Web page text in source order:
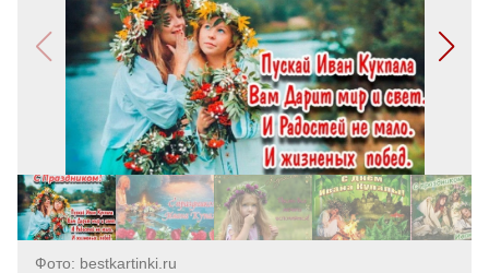
Фото: bestkartinki.ru